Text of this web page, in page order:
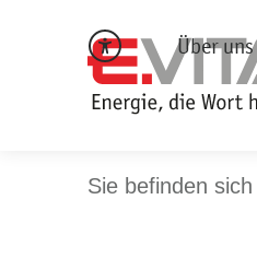
Über uns